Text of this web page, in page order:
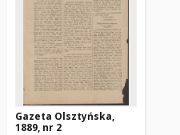
Gazeta Olsztyńska,
1889, nr 2